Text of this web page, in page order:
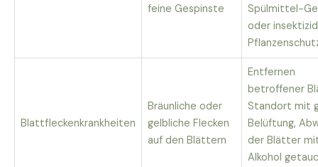
feine Gespinste
Spülmittel-
oder
Blattfleckenkrankheiten
Bräunliche oder
gelbliche Flecken
auf den Blättern
Entfernen
betroffener
Standort mit
Belüftung,
der Blätter
Alkohol